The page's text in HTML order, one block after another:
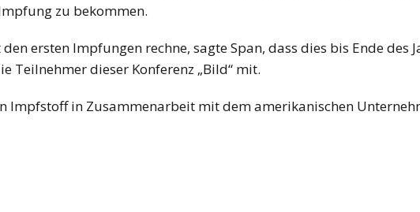
zu bekommen.
ersten Impfungen rechne, sagte Span, dass dies bis Ende des
Teilnehmer dieser Konferenz „Bild“ mit.
Impfstoff in Zusammenarbeit mit dem amerikanischen